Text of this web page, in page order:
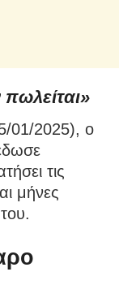
01/2025), ο
τις
μήνες